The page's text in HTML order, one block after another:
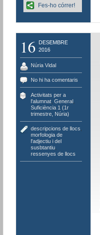
Fes-ho córrer!
16
DESEMBRE
2016
Núria Vidal
No hi ha comentaris
Activitats per a
l'alumnat, General,
Suficiència 1 (1r
trimestre, Núria)
descripcions de llocs
morfologia de
l'adjectiu i del
susbtantiu,
ressenyes de llocs